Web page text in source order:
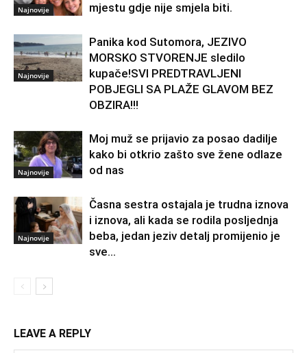
Najnovije
mjestu gdje nije smjela biti.
Najnovije
Panika kod Sutomora, JEZIVO
MORSKO STVORENJE sledilo
kupače!SVI PREDTRAVLJENI
POBJEGLI SA PLAŽE GLAVOM BEZ
OBZIRA!!!
Najnovije
Moj muž se prijavio za posao dadilje
kako bi otkrio zašto sve žene odlaze
od nas
Najnovije
Časna sestra ostajala je trudna iznova
i iznova, ali kada se rodila posljednja
beba, jedan jeziv detalj promijenio je
sve…
LEAVE A REPLY